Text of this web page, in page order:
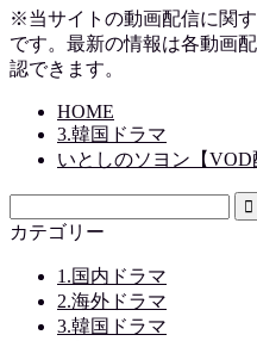
※当サイトの動画配信に関
です。最新の情報は各動画
認できます。
HOME
3.韓国ドラマ
いとしのソヨン【VOD
カテゴリー
1.国内ドラマ
2.海外ドラマ
3.韓国ドラマ